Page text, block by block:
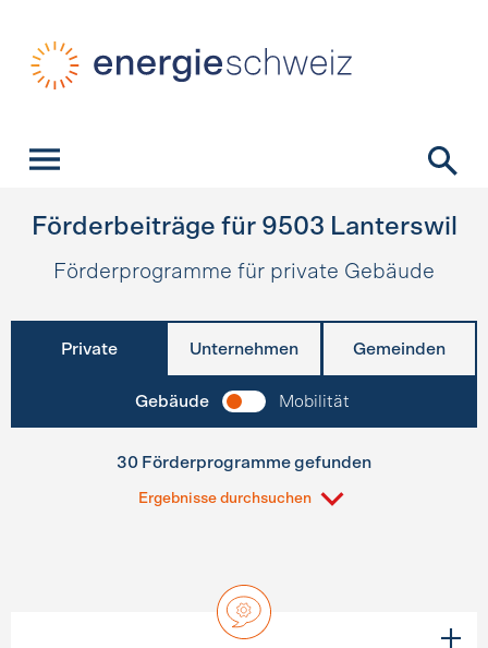
Förderbeiträge für 9503 Lanterswil
Förderprogramme für private Gebäude
Private Unternehmen Gemeinden
Gebäude Mobilität
30 Förderprogramme gefunden
Ergebnisse durchsuchen